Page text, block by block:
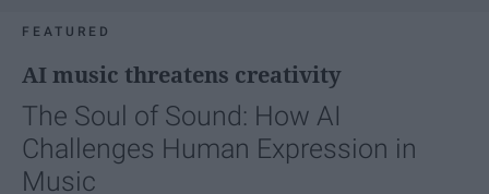
FEATURED
AI music threatens creativity
The Soul of Sound: How AI
Challenges Human Expression in
Music